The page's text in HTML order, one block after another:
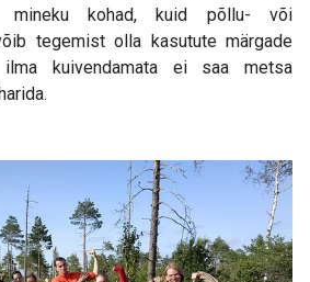
mineku kohad, kuid põllu- või
tegemist olla kasutute märgade
ilma kuivendamata ei saa metsa